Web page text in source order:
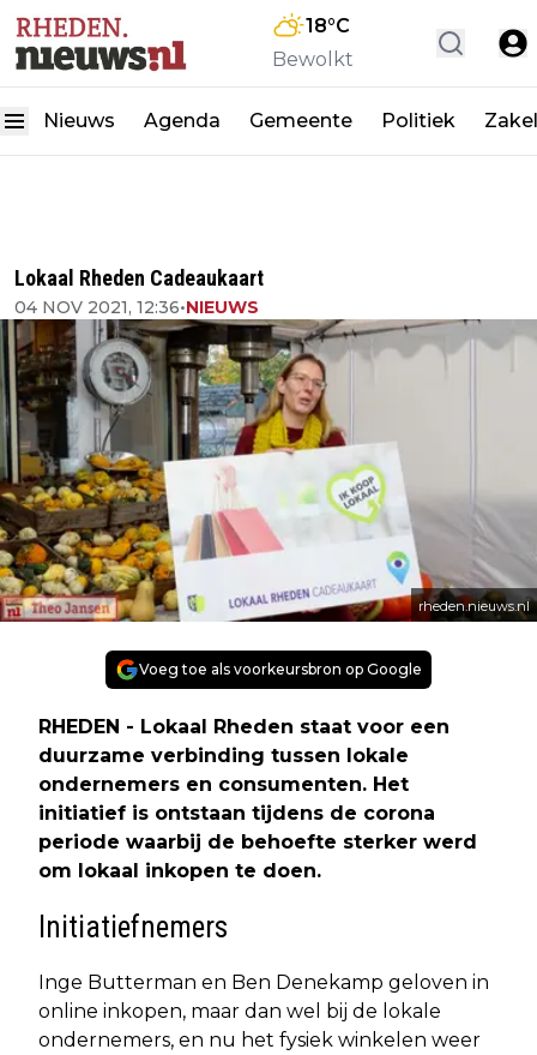
18°C
Bewolkt
Nieuws Agenda Gemeente Politiek
Lokaal Rheden Cadeaukaart
04 NOV 2021, 12:36•NIEUWS
rheden.nieuws.nl
Voeg toe als voorkeursbron op Google
RHEDEN - Lokaal Rheden staat voor een
duurzame verbinding tussen lokale
ondernemers en consumenten. Het
initiatief is ontstaan tijdens de corona
periode waarbij de behoefte sterker werd
om lokaal inkopen te doen.
Initiatiefnemers
Inge Butterman en Ben Denekamp geloven in
online inkopen, maar dan wel bij de lokale
ondernemers, en nu het fysiek winkelen weer